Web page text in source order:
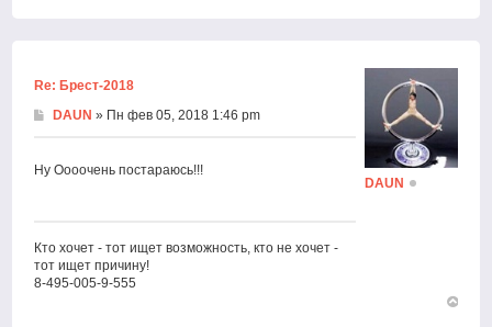
Re: Брест-2018
DAUN » Пн фев 05, 2018 1:46 pm
Ну Оооочень постараюсь!!!
Кто хочет - тот ищет возможность, кто не хочет -
тот ищет причину!
8-495-005-9-555
DAUN